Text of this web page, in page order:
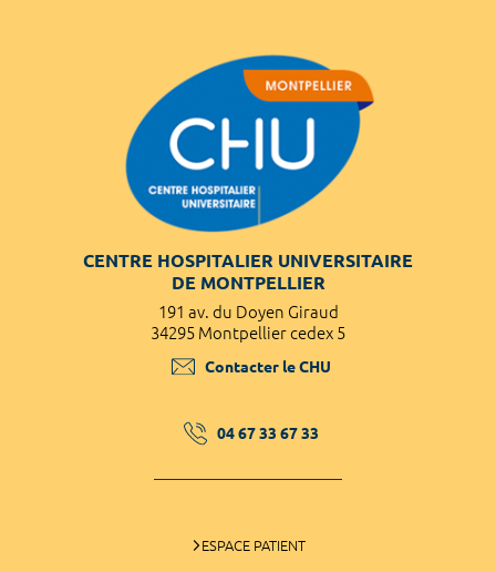
CENTRE HOSPITALIER UNIVERSITAIRE
DE MONTPELLIER
191 av. du Doyen Giraud
34295 Montpellier cedex 5
Contacter le CHU
04 67 33 67 33
ESPACE PATIENT